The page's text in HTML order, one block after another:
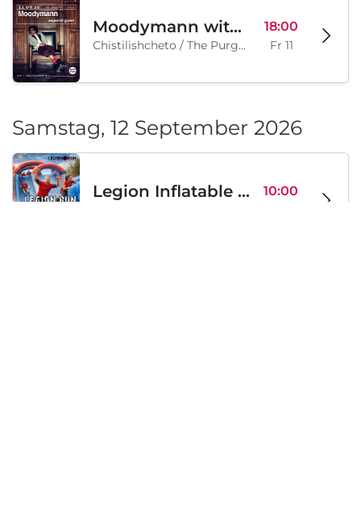
Moodymann with special guests
Chistilishcheto / The Purgatory, Sofia, BG
18:00
Fr 11
Samstag, 12 September 2026
Legion Inflatable Family Run - Sofia 10:00